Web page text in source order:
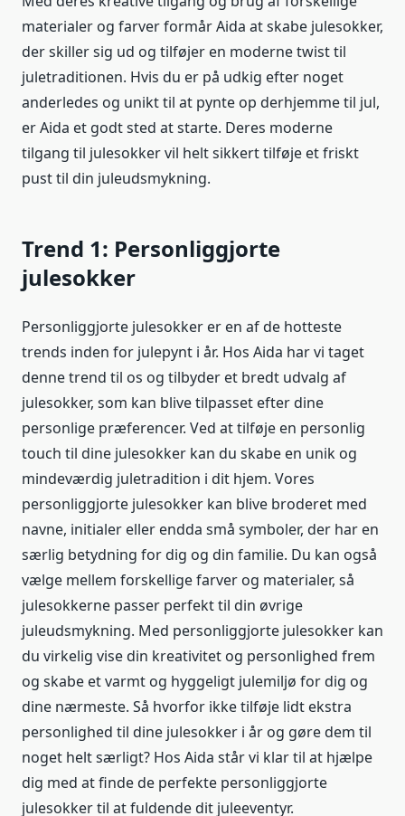
materialer og farver formår Aida at skabe julesokker,
der skiller sig ud og tilføjer en moderne twist til
juletraditionen. Hvis du er på udkig efter noget
anderledes og unikt til at pynte op derhjemme til jul,
er Aida et godt sted at starte. Deres moderne
tilgang til julesokker vil helt sikkert tilføje et friskt
pust til din juleudsmykning.
Trend 1: Personliggjorte
julesokker
Personliggjorte julesokker er en af de hotteste
trends inden for julepynt i år. Hos Aida har vi taget
denne trend til os og tilbyder et bredt udvalg af
julesokker, som kan blive tilpasset efter dine
personlige præferencer. Ved at tilføje en personlig
touch til dine julesokker kan du skabe en unik og
mindeværdig juletradition i dit hjem. Vores
personliggjorte julesokker kan blive broderet med
navne, initialer eller endda små symboler, der har en
særlig betydning for dig og din familie. Du kan også
vælge mellem forskellige farver og materialer, så
julesokkerne passer perfekt til din øvrige
juleudsmykning. Med personliggjorte julesokker kan
du virkelig vise din kreativitet og personlighed frem
og skabe et varmt og hyggeligt julemiljø for dig og
dine nærmeste. Så hvorfor ikke tilføje lidt ekstra
personlighed til dine julesokker i år og gøre dem til
noget helt særligt? Hos Aida står vi klar til at hjælpe
dig med at finde de perfekte personliggjorte
julesokker til at fuldende dit juleeventyr.